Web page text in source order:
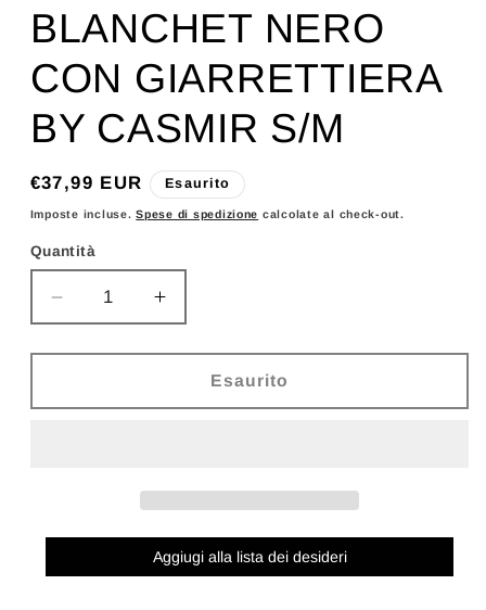
BLANCHET NERO
CON GIARRETTIERA
BY CASMIR S/M
Prezzo
di
€37,99 EUR Esaurito
Imposte incluse.Spese di spedizione calcolate al check-out.
Quantità
Diminuisci
quantità
per
-
Aumenta
quantità
per
CASMIR
-
CON
BY
CASMIR
Esaurito
Aggiugi alla lista dei desideri